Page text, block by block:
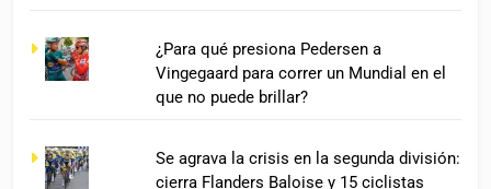
¿Para qué presiona Pedersen a
Vingegaard para correr un Mundial en el
que no puede brillar?
Se agrava la crisis en la segunda división:
cierra Flanders Baloise y 15 ciclistas